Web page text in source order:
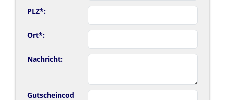
PLZ*:
Ort*:
Nachricht:
Gutscheincod